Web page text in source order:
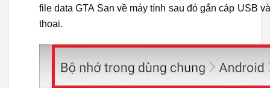
file data GTA San về máy tính sau đó gắn cáp USB
thoại.